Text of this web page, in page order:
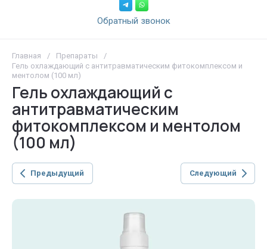
Обратный звонок
Главная / Препараты
/
Гель охлаждающий с антитравматическим фитокомплексом и
ментолом (100 мл)
Гель охлаждающий с
антитравматическим
фитокомплексом и ментолом
(100 мл)
Предыдущий Следующий